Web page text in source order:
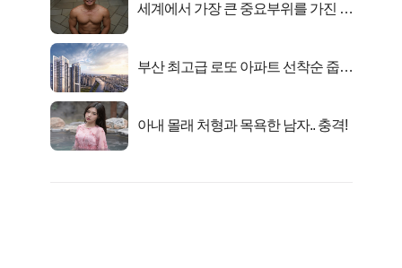
세계에서 가장 큰 중요부위를 가진 남
부산 최고급 로또 아파트 선착순 줍줍
아내 몰래 처형과 목욕한 남자.. 충격!